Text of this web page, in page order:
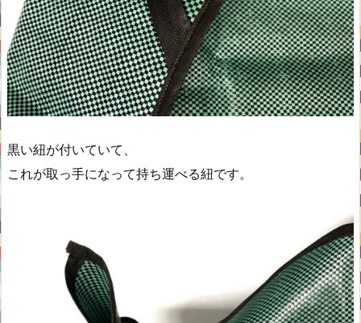
黒い紐が付いていて、
これが取っ手になって持ち運べる紐です。